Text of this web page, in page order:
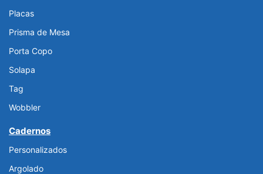
Placas
Prisma de Mesa
Porta Copo
Solapa
Tag
Wobbler
Cadernos
Personalizados
Argolado